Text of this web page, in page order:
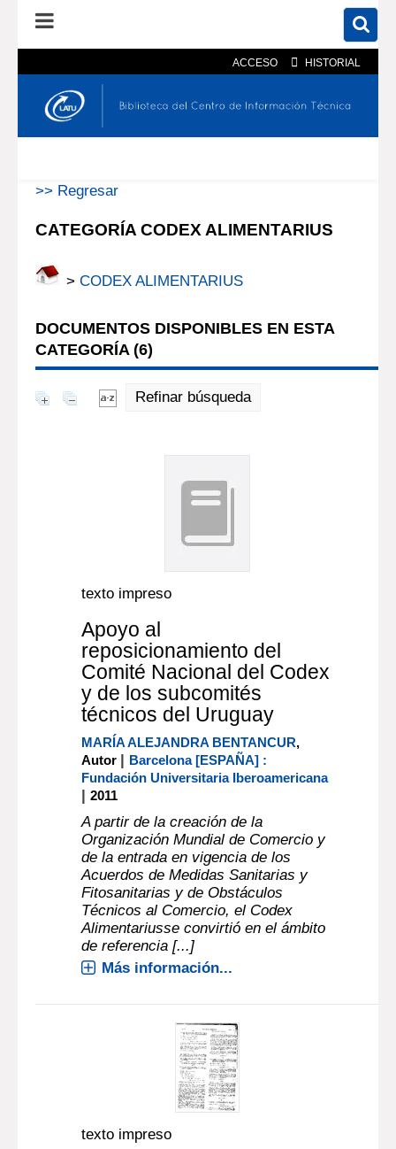
ACCESO HISTORIAL
En el catálogo En el sitio
>> Regresar
CATEGORÍA CODEX ALIMENTARIUS
> CODEX ALIMENTARIUS
DOCUMENTOS DISPONIBLES EN ESTA
CATEGORÍA (6)
Refinar búsqueda
texto impreso
Apoyo al
reposicionamiento del
Comité Nacional del Codex
y de los subcomités
técnicos del Uruguay
MARÍA ALEJANDRA BENTANCUR,
Autor | Barcelona [ESPAÑA] :
Fundación Universitaria Iberoamericana
|2011
A partir de la creación de la
Organización Mundial de Comercio y
de la entrada en vigencia de los
Acuerdos de Medidas Sanitarias y
Fitosanitarias y de Obstáculos
Técnicos al Comercio, el Codex
Alimentariusse convirtió en el ámbito
de referencia [...]
Más información...
texto impreso